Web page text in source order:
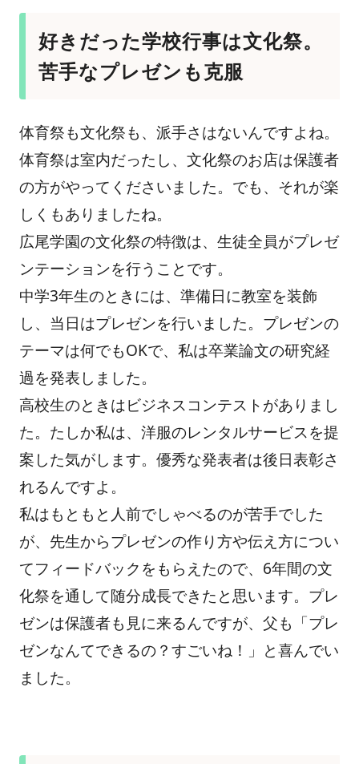
好きだった学校行事は文化祭。
苦手なプレゼンも克服
体育祭も文化祭も、派手さはないんですよね。
体育祭は室内だったし、文化祭のお店は保護者
の方がやってくださいました。でも、それが楽
しくもありましたね。
広尾学園の文化祭の特徴は、生徒全員がプレゼ
ンテーションを行うことです。
中学3年生のときには、準備日に教室を装飾
し、当日はプレゼンを行いました。プレゼンの
テーマは何でもOKで、私は卒業論文の研究経
過を発表しました。
高校生のときはビジネスコンテストがありまし
た。たしか私は、洋服のレンタルサービスを提
案した気がします。優秀な発表者は後日表彰さ
れるんですよ。
私はもともと人前でしゃべるのが苦手でした
が、先生からプレゼンの作り方や伝え方につい
てフィードバックをもらえたので、6年間の文
化祭を通して随分成長できたと思います。プレ
ゼンは保護者も見に来るんですが、父も「プレ
ゼンなんてできるの？すごいね！」と喜んでい
ました。